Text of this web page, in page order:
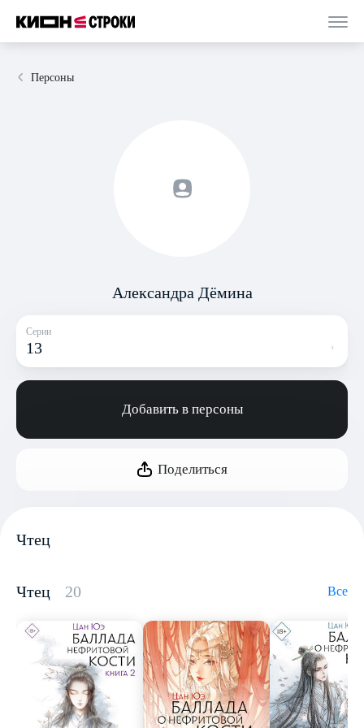
Персоны
Александра Дёмина
Серии
13
Добавить в персоны
Поделиться
Чтец
Чтец 20 Все